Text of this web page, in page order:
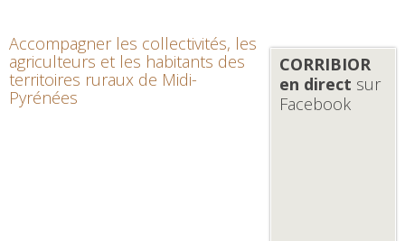
CORRIBIOR
en direct sur
Facebook
Accompagner les collectivités, les
agriculteurs et les habitants des
territoires ruraux de Midi-
Pyrénées